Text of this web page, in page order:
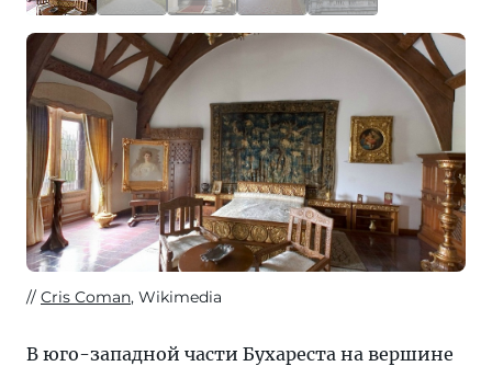
Cris Coman, Wikimedia
В юго-западной части Бухареста на вершине